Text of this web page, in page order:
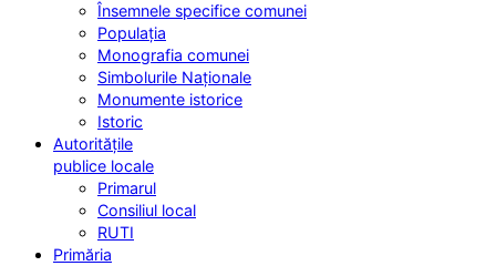
Însemnele specifice comunei
Populația
Monografia comunei
Simbolurile Naționale
Monumente istorice
Istoric
Autoritățile
publice locale
Primarul
Consiliul local
RUTI
Primăria